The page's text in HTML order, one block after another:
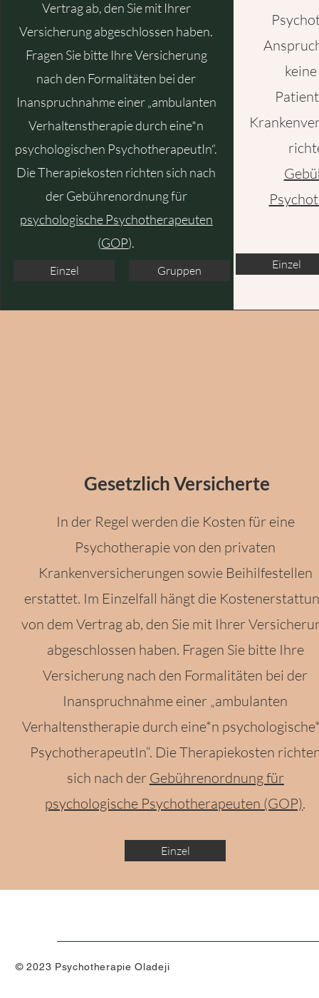
Vertrag ab, den Sie mit Ihrer
Versicherung abgeschlossen haben.
Fragen Sie bitte Ihre Versicherung
nach den Formalitäten bei der
Inanspruchnahme einer „ambulanten
Verhaltenstherapie durch eine*n
psychologischen PsychotherapeutIn“.
Die Therapiekosten richten sich nach
derGebührenordnung für
psychologische Psychotherapeuten
(GOP).
Einzel Gruppen Einzel
Gesetzlich Versicherte
In der Regel werden die Kosten für eine
Psychotherapie von den privaten
Krankenversicherungen sowie Beihilfestellen
erstattet. Im Einzelfall hängt die
von dem Vertrag ab, den Sie mit Ihrer
abgeschlossen haben. Fragen Sie bitte Ihre
Versicherung nach den Formalitäten bei der
Inanspruchnahme einer „ambulanten
Verhaltenstherapie durch eine*n
PsychotherapeutIn“. Die Therapiekosten
sich nach der Gebührenordnung für
psychologische Psychotherapeuten (GOP).
Einzel
© 2023 Psychotherapie Oladeji